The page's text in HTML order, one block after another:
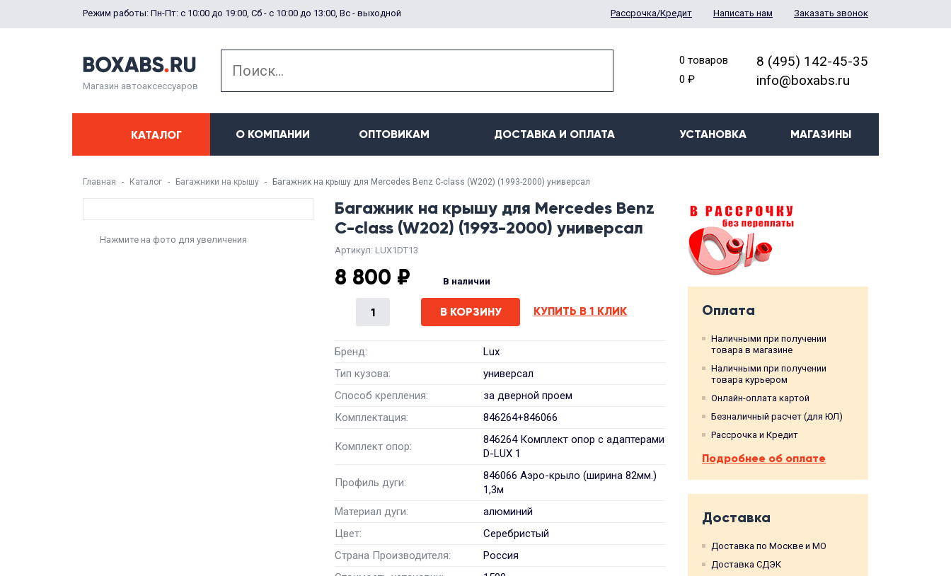
Режим работы: Пн-Пт: с 10:00 до 19:00, Сб - с 10:00 до 13:00, Вс - выходной Рассрочка/Кредит Написать нам Заказать звонок
Магазин автоаксессуаров
0 товаров
0 ₽
8 (495) 142-45-35
info@boxabs.ru
КАТАЛОГ О КОМПАНИИ ОПТОВИКАМ ДОСТАВКА И ОПЛАТА УСТАНОВКА МАГАЗИНЫ
Главная Каталог Багажники на крышу Багажник на крышу для Mercedes Benz C-class (W202) (1993-2000) универсал
Нажмите на фото для увеличения
Багажник на крышу для Mercedes Benz
C-class (W202) (1993-2000) универсал
Артикул: LUX1DT13
8 800 ₽ В наличии
В КОРЗИНУ КУПИТЬ В 1 КЛИК
Бренд:
Lux
Тип кузова:
универсал
Способ крепления:
за дверной проем
Комплектация:
846264+846066
Комплект опор:
846264 Комплект опор с адаптерами
D-LUX 1
Профиль дуги:
846066 Аэро-крыло (ширина 82мм.)
1,3м
Материал дуги:
алюминий
Цвет:
Серебристый
Страна Производителя:
Россия
Оплата
Наличными при получении
товара в магазине
Наличными при получении
товара курьером
Онлайн-оплата картой
Безналичный расчет (для ЮЛ)
Рассрочка и Кредит
Подробнее об оплате
Доставка
Доставка по Москве и МО
Доставка СДЭК